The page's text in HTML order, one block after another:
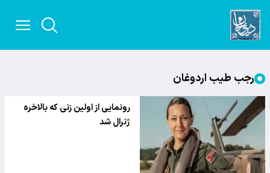
رجب طیب اردوغان
رونمایی از اولین زنی که بالاخره
ژنرال شد